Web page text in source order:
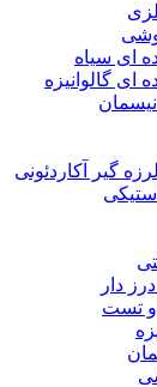
ای سیاه
ای گالوانیزه
گیر آکاردئونی
دار
و تست